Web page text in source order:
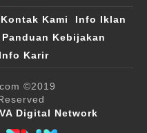
Kontak Kami
Info Iklan
Panduan Kebijakan
Info Karir
©2019
Digital Network